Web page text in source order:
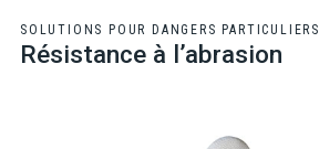
SOLUTIONS POUR DANGERS PARTICULIERS
Résistance à l’abrasion